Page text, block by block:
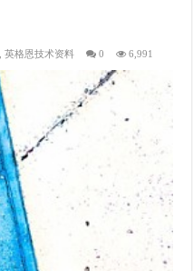
,英格恩技术资料 0 6,991